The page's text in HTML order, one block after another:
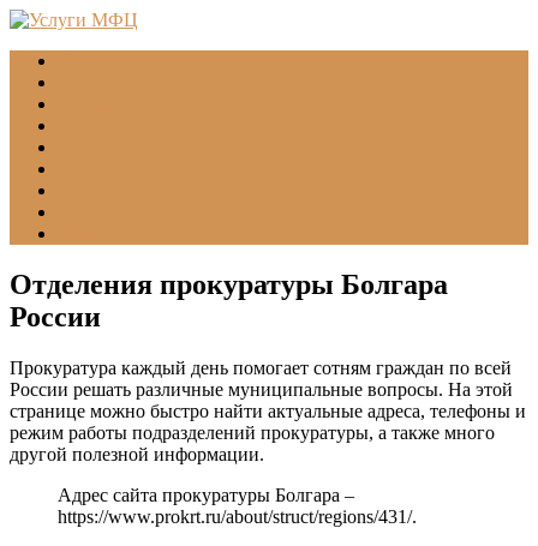
Отделения прокуратуры Болгара
России
Прокуратура каждый день помогает сотням граждан по всей
России решать различные муниципальные вопросы. На этой
странице можно быстро найти актуальные адреса, телефоны и
режим работы подразделений прокуратуры, а также много
другой полезной информации.
Адрес сайта прокуратуры Болгара –
https://www.prokrt.ru/about/struct/regions/431/.